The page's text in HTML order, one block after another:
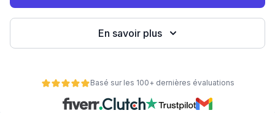
En savoir plus
Basé sur les 100+ dernières évaluations